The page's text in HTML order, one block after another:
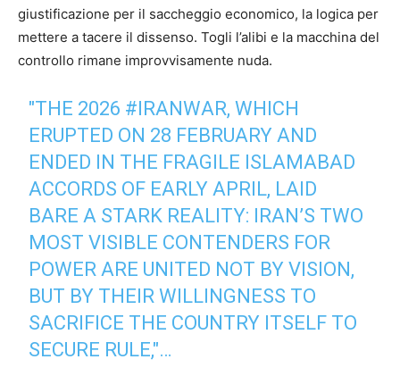
giustificazione per il saccheggio economico, la logica per
mettere a tacere il dissenso. Togli l’alibi e la macchina del
controllo rimane improvvisamente nuda.
"THE 2026 #IRANWAR‌, WHICH
ERUPTED ON 28 FEBRUARY AND
ENDED IN THE FRAGILE ISLAMABAD
ACCORDS OF EARLY APRIL, LAID
BARE A STARK REALITY: IRAN’S TWO
MOST VISIBLE CONTENDERS FOR
POWER ARE UNITED NOT BY VISION,
BUT BY THEIR WILLINGNESS TO
SACRIFICE THE COUNTRY ITSELF TO
SECURE RULE,"…